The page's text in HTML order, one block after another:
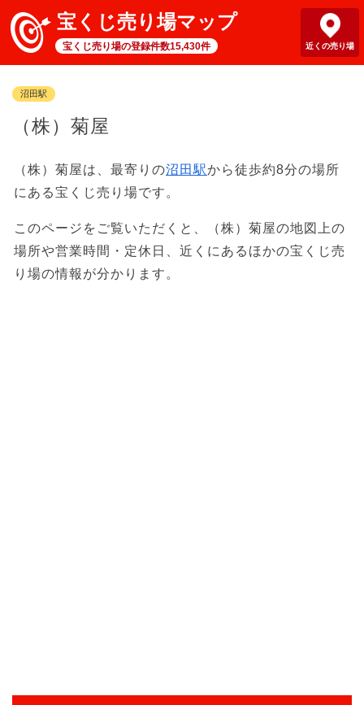
宝くじ売り場マップ
宝くじ売り場の登録件数15,430件 近くの売り場
沼田駅
（株）菊屋
（株）菊屋は、最寄りの沼田駅から徒歩約8分の場所
にある宝くじ売り場です。
このページをご覧いただくと、（株）菊屋の地図上の
場所や営業時間・定休日、近くにあるほかの宝くじ売
り場の情報が分かります。